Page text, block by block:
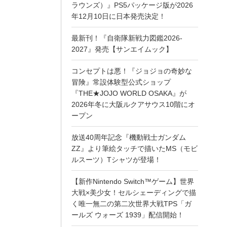
ラウンズ）』PS5パッケージ版が2026
年12月10日に日本発売決定！
最新刊！『自衛隊新戦力図鑑2026-
2027』発売【サンエイムック】
コンセプトは悪！『ジョジョの奇妙な
冒険』常設体験型公式ショップ
『THE★JOJO WORLD OSAKA』が
2026年冬に大阪ルクアサウス10階にオ
ープン
放送40周年記念『機動戦士ガンダム
ZZ』より筆絵タッチで描いたMS（モビ
ルスーツ）Tシャツが登場！
【新作Nintendo Switch™ゲーム】世界
大戦×美少女！セルシェーディングで描
く唯一無二の第二次世界大戦TPS「ガ
ールズ ウォーズ 1939」配信開始！